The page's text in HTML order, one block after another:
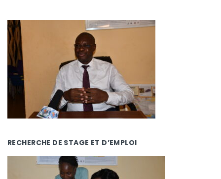
RECHERCHE DE STAGE ET D’EMPLOI